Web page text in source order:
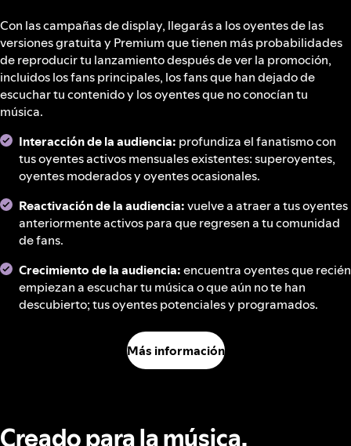
Con las campañas de display, llegarás a los oyentes de las
versiones gratuita y Premium que tienen más probabilidades
de reproducir tu lanzamiento después de ver la promoción,
incluidos los fans principales, los fans que han dejado de
escuchar tu contenido y los oyentes que no conocían tu
música.
Interacción de la audiencia: profundiza el fanatismo con
tus oyentes activos mensuales existentes: superoyentes,
oyentes moderados y oyentes ocasionales.
Reactivación de la audiencia:vuelve a atraer a tus oyentes
anteriormente activos para que regresen a tu comunidad
de fans.
Crecimiento de la audiencia:encuentra oyentes que recién
empiezan a escuchar tu música o que aún no te han
descubierto; tus oyentes potenciales y programados.
Más información
Creado para la música,